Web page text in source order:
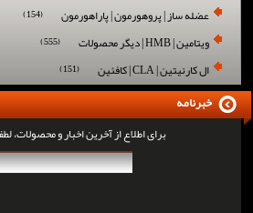
عضله ساز | پروهورمون | پاراهورمون (154)
ویتامین | HMB | دیگر محصولات (555)
ال کارنیتین | CLA | کافئین (151)
برای اطلاع از آخرین اخبار و محصولات،
خبرنامه